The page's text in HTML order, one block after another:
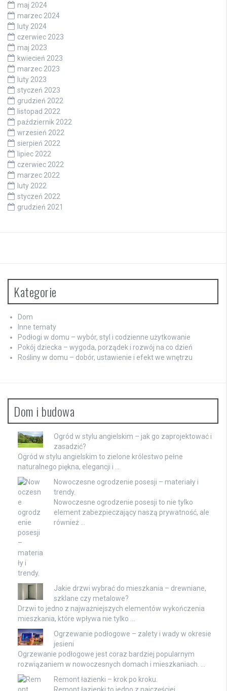
maj 2024
marzec 2024
luty 2024
czerwiec 2023
maj 2023
kwiecień 2023
marzec 2023
luty 2023
styczeń 2023
grudzień 2022
listopad 2022
październik 2022
wrzesień 2022
sierpień 2022
lipiec 2022
czerwiec 2022
marzec 2022
luty 2022
styczeń 2022
grudzień 2021
Kategorie
Dom
Inne tematy
Podłogi w domu – wybór, styl i codzienne użytkowanie
Pokój dziecka – wygoda, porządek i rozwój na co dzień
Rośliny w domu – dobór, ustawienie i efekt we wnętrzu
Dom i budowa
Ogród w stylu angielskim – jak go zaprojektować i
zasadzić?
Ogród w stylu angielskim to zielone królestwo pełne
naturalnego piękna, elegancji i …
Nowoczesne ogrodzenie posesji – materiały i
trendy.
Nowoczesne ogrodzenie posesji to nie tylko
element zabezpieczający naszą prywatność, ale
również …
Jakie drzwi wybrać do mieszkania – drewniane,
szklane czy metalowe?
Drzwi to jedno z najważniejszych elementów wykończenia
mieszkania, które wpływa nie tylko …
Ogrzewanie podłogowe – zalety i wady w okresie
jesieni
Ogrzewanie podłogowe jest coraz bardziej popularnym
rozwiązaniem w nowoczesnych domach i mieszkaniach. …
Remont łazienki – krok po kroku.